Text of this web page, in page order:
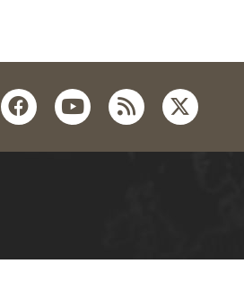
facebookyoutube
rss twitter